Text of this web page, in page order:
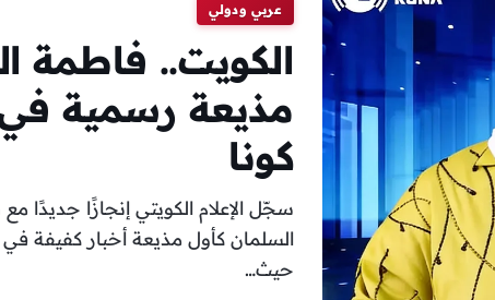
عربي ودولي
الكويت.. فاطمة
مذيعة رسمية في
كونا
سجّل الإعلام الكويتي إنجازًا جديدًا
السلمان كأول مذيعة أخبار كفيفة في
حيث…